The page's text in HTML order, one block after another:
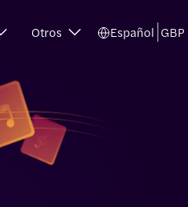
Otros Español GBP